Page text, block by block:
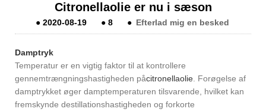
Citronellaolie er nu i sæson
● 2020-08-19 ● 8 ● Efterlad mig en besked
Damptryk
Temperatur er en vigtig faktor til at kontrollere
gennemtrængningshastigheden påcitronellaolie. Forøgelse af
damptrykket øger damptemperaturen tilsvarende, hvilket kan
fremskynde destillationshastigheden og forkorte